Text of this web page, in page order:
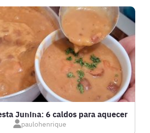
E PASTAS
Junina: 6 caldos para aquecer
paulohenrique